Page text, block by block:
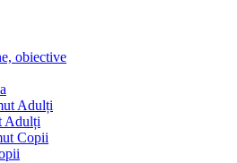
obiective
Adulți
Adulți
Copii